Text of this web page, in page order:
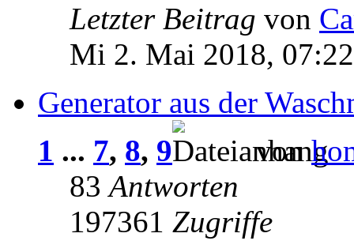
Letzter Beitrag von
Mi 2. Mai 2018, 07:22
Generator aus der
1 ... 7, 8, 9 von
83Antworten
197361 Zugriffe